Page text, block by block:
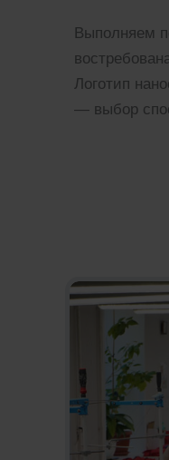
Выполняем
Логотип
— выбор